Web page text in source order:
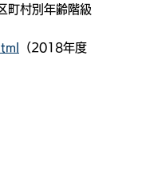
町村別年齢階級
（2018年度